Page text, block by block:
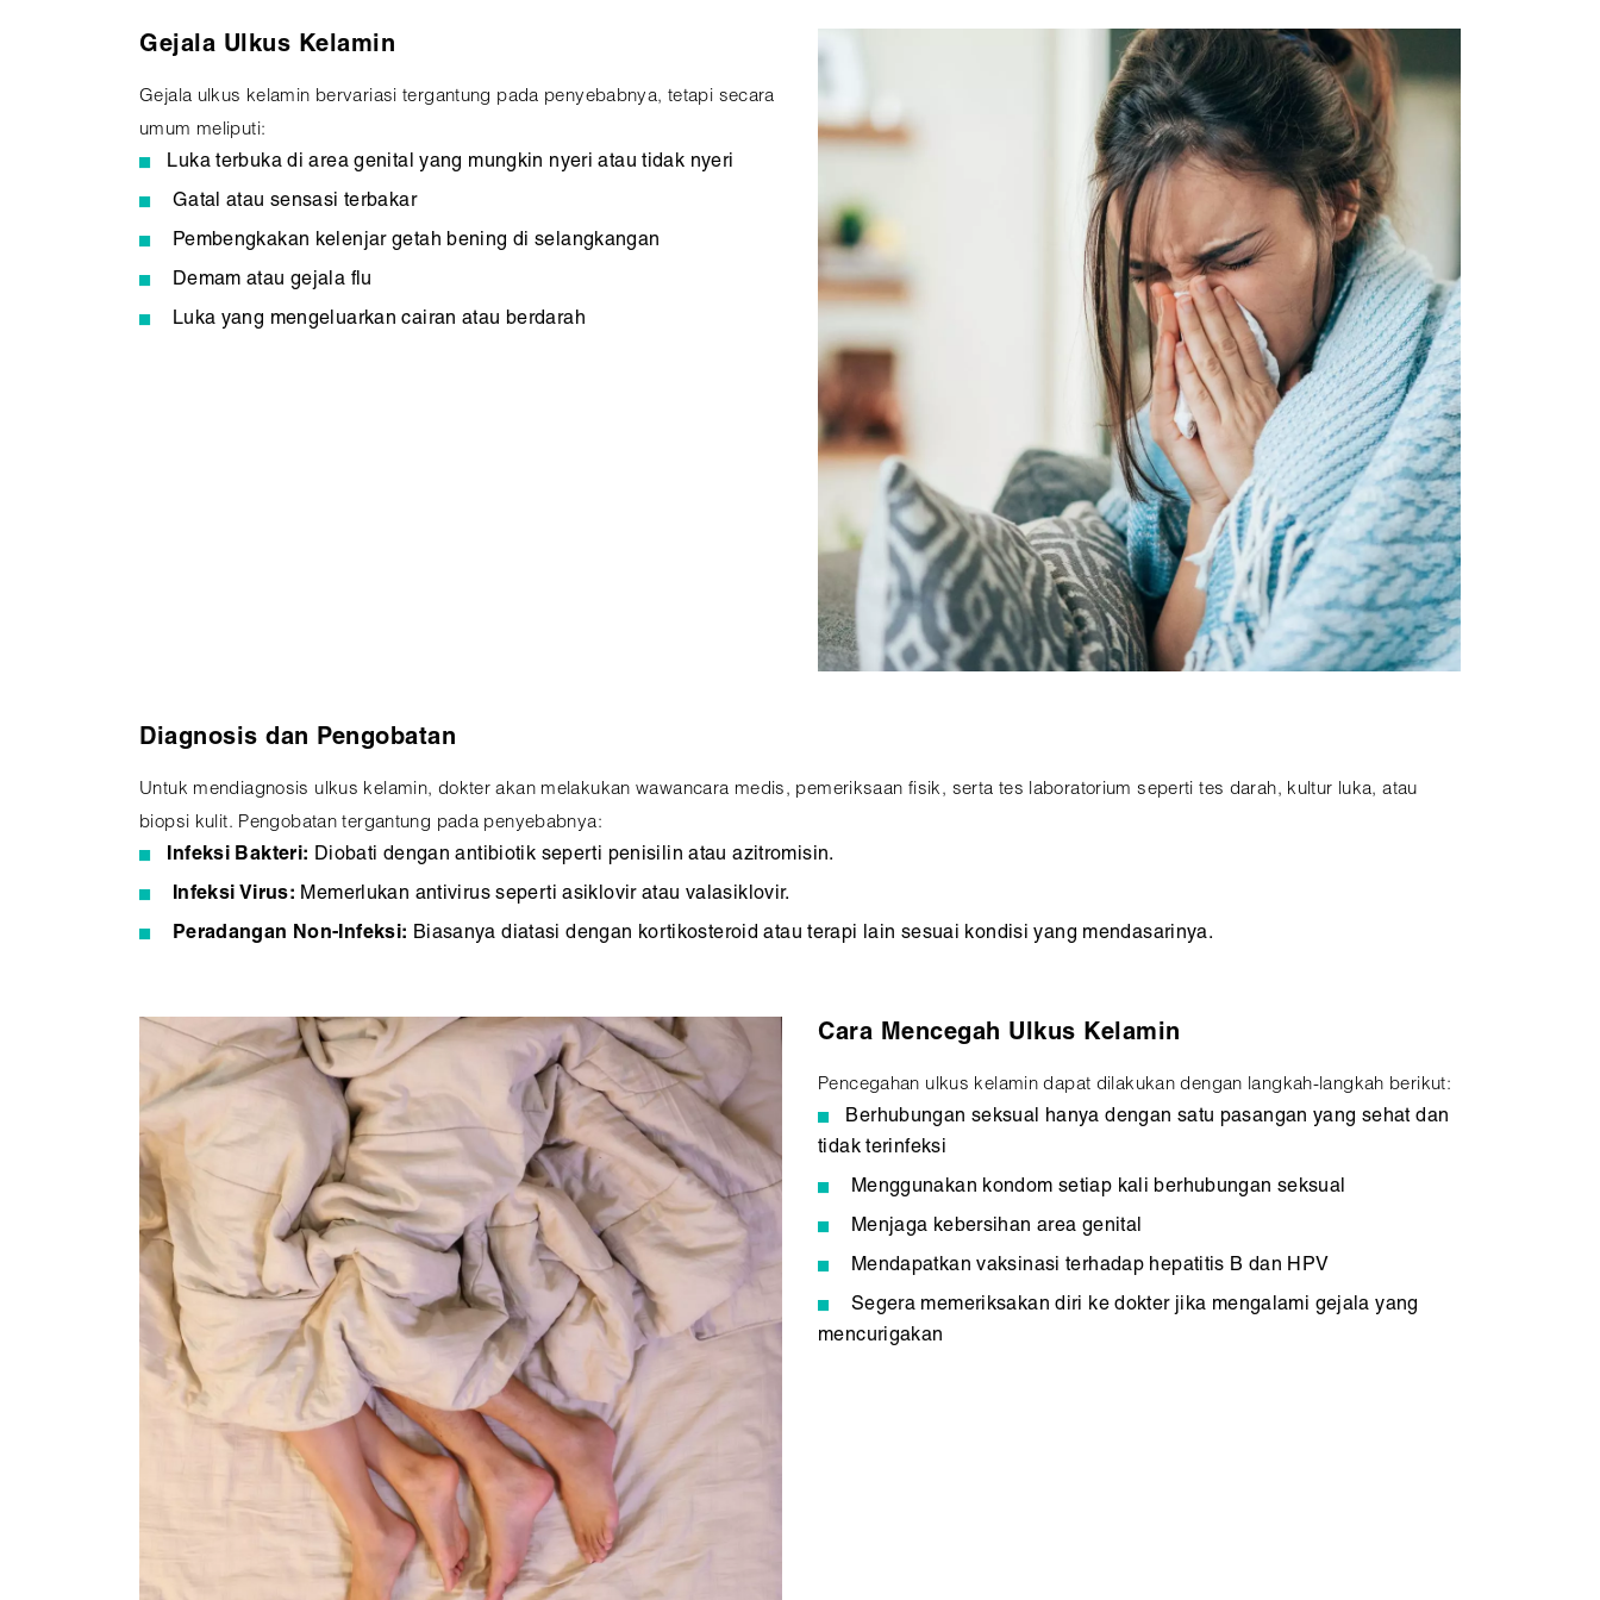
Gejala Ulkus Kelamin
Gejala ulkus kelamin bervariasi tergantung pada penyebabnya, tetapi secara
umum meliputi:
Luka terbuka di area genital yang mungkin nyeri atau tidak nyeri
Gatal atau sensasi terbakar
Pembengkakan kelenjar getah bening di selangkangan
Demam atau gejala flu
Luka yang mengeluarkan cairan atau berdarah
Diagnosis dan Pengobatan
Untuk mendiagnosis ulkus kelamin, dokter akan melakukan wawancara medis, pemeriksaan fisik, serta tes laboratorium seperti tes darah, kultur luka, atau
biopsi kulit. Pengobatan tergantung pada penyebabnya:
Infeksi Bakteri: Diobati dengan antibiotik seperti penisilin atau azitromisin.
Infeksi Virus: Memerlukan antivirus seperti asiklovir atau valasiklovir.
Peradangan Non-Infeksi: Biasanya diatasi dengan kortikosteroid atau terapi lain sesuai kondisi yang mendasarinya.
Cara Mencegah Ulkus Kelamin
Pencegahan ulkus kelamin dapat dilakukan dengan langkah-langkah berikut:
Berhubungan seksual hanya dengan satu pasangan yang sehat dan
tidak terinfeksi
Menggunakan kondom setiap kali berhubungan seksual
Menjaga kebersihan area genital
Mendapatkan vaksinasi terhadap hepatitis B dan HPV
Segera memeriksakan diri ke dokter jika mengalami gejala yang
mencurigakan